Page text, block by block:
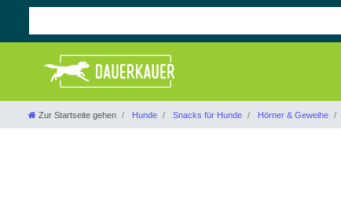
Zur Startseite gehen Hunde Snacks für Hunde Hörner & Geweihe